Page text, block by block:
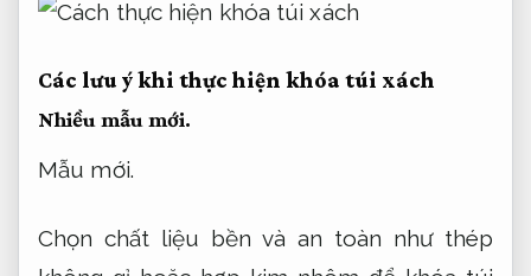
Các lưu ý khi thực hiện khóa túi xách
Nhiều mẫu mới.
Mẫu mới.
Chọn chất liệu bền và an toàn như thép